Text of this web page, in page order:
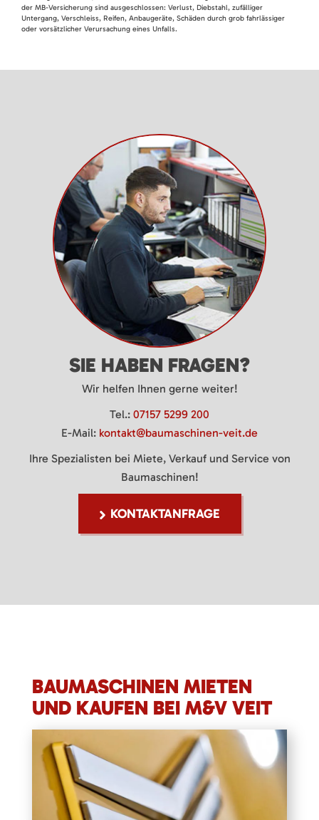
der MB-Versicherung sind ausgeschlossen: Verlust, Diebstahl, zufälliger
Untergang, Verschleiss, Reifen, Anbaugeräte, Schäden durch grob fahrlässiger
oder vorsätzlicher Verursachung eines Unfalls.
SIE HABEN FRAGEN?
Wir helfen Ihnen gerne weiter!
Tel.: 07157 5299 200
E-Mail: kontakt@baumaschinen-veit.de
Ihre Spezialisten bei Miete, Verkauf und Service von
Baumaschinen!
KONTAKTANFRAGE
BAUMASCHINEN MIETEN
UND KAUFEN BEI M&V VEIT